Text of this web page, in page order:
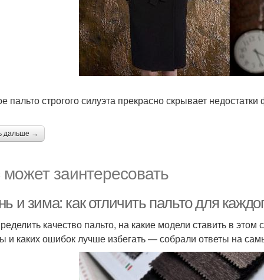
пальто строгого силуэта прекрасно скрывает
дальше →
заинтересовать
и зима: как отличить пальто для
качество пальто, на какие модели ставить в
и каких ошибок лучше избегать — собрали ответы на